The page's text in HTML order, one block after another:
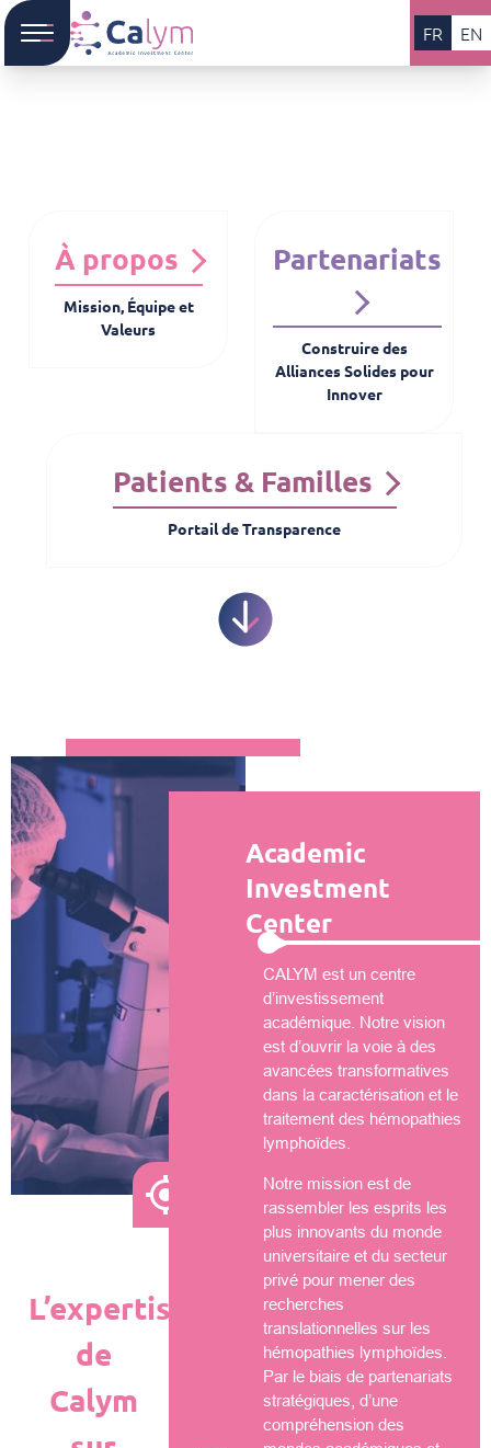
FR EN
À propos
Mission, Équipe et
Valeurs
Partenariats
Construire des
Alliances Solides pour
Innover
Patients & Familles
Portail de Transparence
L’expertise
de
Calym
Academic
Investment
Center
CALYM est un centre
d’investissement
académique. Notre vision
est d’ouvrir la voie à des
avancées transformatives
dans la caractérisation et le
traitement des hémopathies
lymphoïdes.
Notre mission est de
rassembler les esprits les
plus innovants du monde
universitaire et du secteur
privé pour mener des
recherches
translationnelles sur les
hémopathies lymphoïdes.
Par le biais de partenariats
stratégiques, d’une
compréhension des